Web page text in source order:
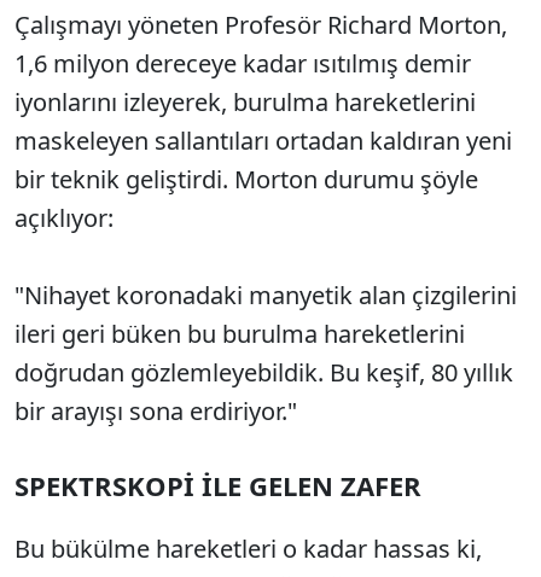
Çalışmayı yöneten Profesör Richard Morton,
1,6 milyon dereceye kadar ısıtılmış demir
iyonlarını izleyerek, burulma hareketlerini
maskeleyen sallantıları ortadan kaldıran yeni
bir teknik geliştirdi. Morton durumu şöyle
açıklıyor:
"Nihayet koronadaki manyetik alan çizgilerini
ileri geri büken bu burulma hareketlerini
doğrudan gözlemleyebildik. Bu keşif, 80 yıllık
bir arayışı sona erdiriyor."
SPEKTRSKOPİ İLE GELEN ZAFER
Bu bükülme hareketleri o kadar hassas ki,